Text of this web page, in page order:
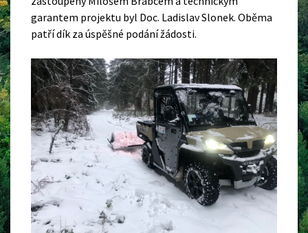
garantem projektu byl Doc. Ladislav Slonek. Oběma
patří dík za úspěšné podání žádosti.